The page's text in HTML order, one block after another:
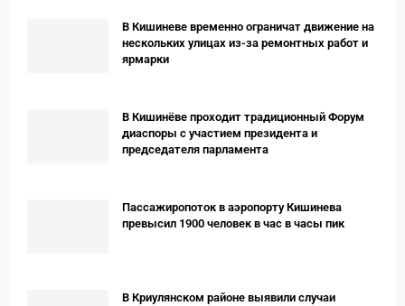
В Кишиневе временно ограничат движение на
нескольких улицах из-за ремонтных работ и
ярмарки
В Кишинёве проходит традиционный Форум
диаспоры с участием президента и
председателя парламента
Пассажиропоток в аэропорту Кишинева
превысил 1900 человек в час в часы пик
В Криулянском районе выявили случаи